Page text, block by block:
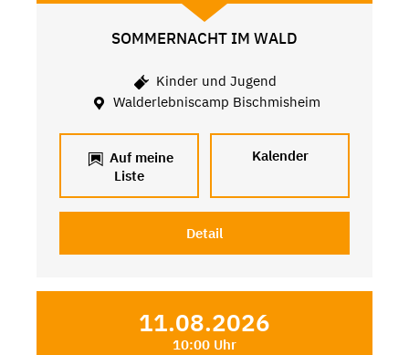
SOMMERNACHT IM WALD
Kinder und Jugend
Walderlebniscamp Bischmisheim
Auf meine
Liste
Kalender
Detail
11.08.2026
10:00 Uhr